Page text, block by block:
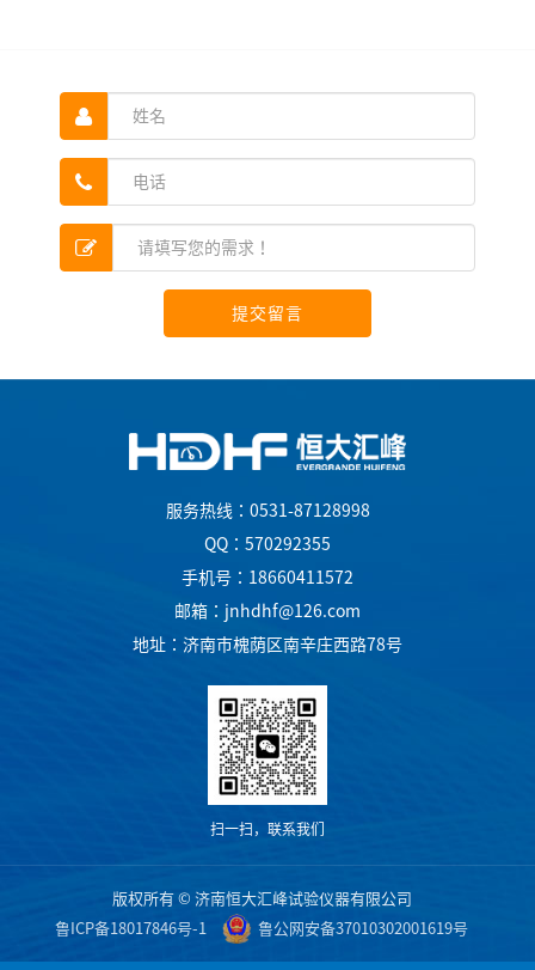
提交留言
服务热线：0531-87128998
QQ：570292355
手机号：18660411572
邮箱：jnhdhf@126.com
地址：济南市槐荫区南辛庄西路78号
扫一扫，联系我们
版权所有 © 济南恒大汇峰试验仪器有限公司
鲁ICP备18017846号-1
鲁公网安备37010302001619号